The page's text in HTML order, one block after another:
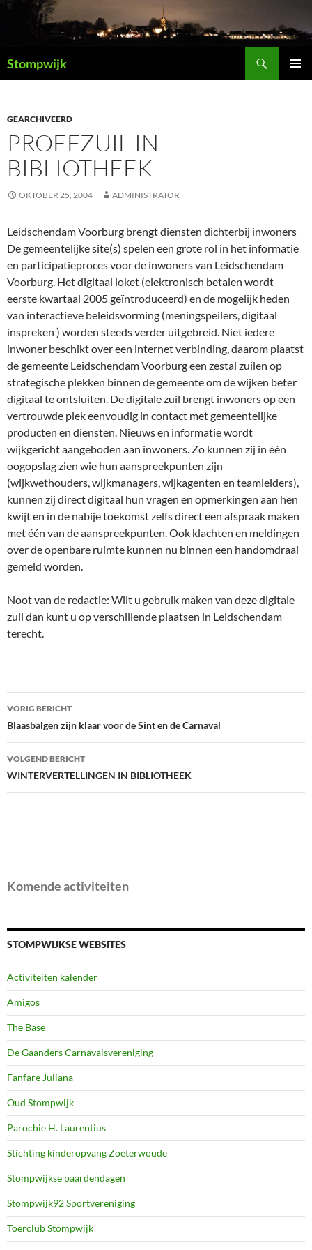
Ga
inhoud
Stompwijk
GEARCHIVEERD
PROEFZUIL IN
BIBLIOTHEEK
OKTOBER 25, 2004 ADMINISTRATOR
Leidschendam Voorburg brengt diensten dichterbij inwoners
De gemeentelijke site(s) spelen een grote rol in het informatie
en participatieproces voor de inwoners van Leidschendam
Voorburg. Het digitaal loket (elektronisch betalen wordt
eerste kwartaal 2005 geïntroduceerd) en de mogelijk heden
van interactieve beleidsvorming (meningspeilers, digitaal
inspreken ) worden steeds verder uitgebreid. Niet iedere
inwoner beschikt over een internet verbinding, daarom plaatst
de gemeente Leidschendam Voorburg een zestal zuilen op
strategische plekken binnen de gemeente om de wijken beter
digitaal te ontsluiten. De digitale zuil brengt inwoners op een
vertrouwde plek eenvoudig in contact met gemeentelijke
producten en diensten. Nieuws en informatie wordt
wijkgericht aangeboden aan inwoners. Zo kunnen zij in één
oogopslag zien wie hun aanspreekpunten zijn
(wijkwethouders, wijkmanagers, wijkagenten en teamleiders),
kunnen zij direct digitaal hun vragen en opmerkingen aan hen
kwijt en in de nabije toekomst zelfs direct een afspraak maken
met één van de aanspreekpunten. Ook klachten en meldingen
over de openbare ruimte kunnen nu binnen een handomdraai
gemeld worden.
Noot van de redactie: Wilt u gebruik maken van deze digitale
zuil dan kunt u op verschillende plaatsen in Leidschendam
terecht.
Bericht
navigatie
VORIG BERICHT
Blaasbalgen zijn klaar voor de Sint en de Carnaval
VOLGEND BERICHT
WINTERVERTELLINGEN IN BIBLIOTHEEK
Komende activiteiten
STOMPWIJKSE WEBSITES
Activiteiten kalender
Amigos
The Base
De Gaanders Carnavalsvereniging
Fanfare Juliana
Oud Stompwijk
Parochie H. Laurentius
Stichting kinderopvang Zoeterwoude
Stompwijkse paardendagen
Stompwijk92 Sportvereniging
Toerclub Stompwijk